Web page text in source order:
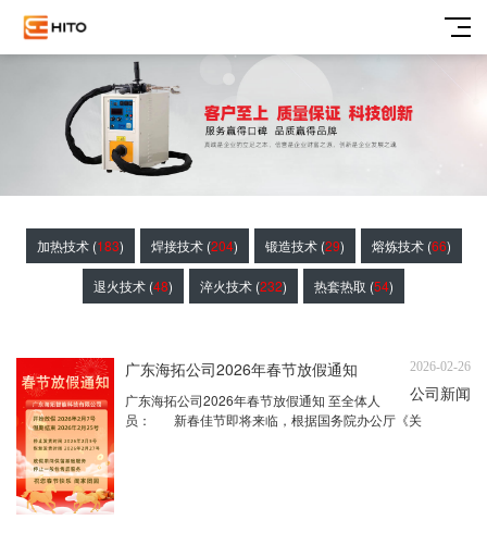
加热技术 (183) 焊接技术 (204) 锻造技术 (29) 熔炼技术 (66)
退火技术 (48) 淬火技术 (232) 热套热取 (54)
广东海拓公司2026年春节放假通知 2026-02-26
公司新闻
广东海拓公司2026年春节放假通知 至全体人
员： 新春佳节即将来临，根据国务院办公厅《关